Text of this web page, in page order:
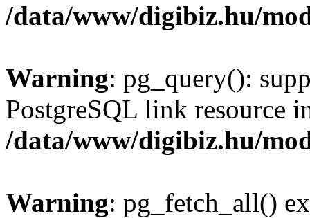
/data/www/digibiz.hu/
Warning: pg_query():
PostgreSQL link resource
/data/www/digibiz.hu/
Warning: pg_fetch_all()